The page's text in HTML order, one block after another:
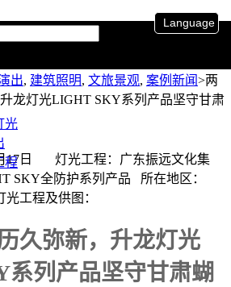
光
程
出, 建筑照明, 文旅景观, 案例新闻>两
龙灯光LIGHT SKY系列产品坚守甘肃
17日 灯光工程：广东振远文化集
SKY全防护系列产品 所在地区：
工程及供图：
久弥新，升龙灯光
列产品坚守甘肃蝴
Language